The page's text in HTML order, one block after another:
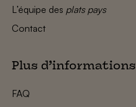
L’équipe des plats pays
Contact
Plus d’informations
FAQ